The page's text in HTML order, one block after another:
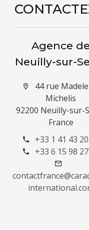
Agence de
Neuilly-sur-
44 rue
Michelis
92200 Neuilly-sur-
France
+33 1 41 43
+33 6 15 98